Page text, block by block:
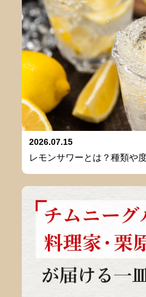
2026.07.15
レモンサワーとは？種類や